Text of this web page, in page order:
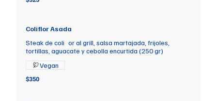
Coliflor Asada
Steak de coli or al grill, salsa martajada, frijoles,
tortillas, aguacate y cebolla encurtida (250 gr)
$350
Vegan